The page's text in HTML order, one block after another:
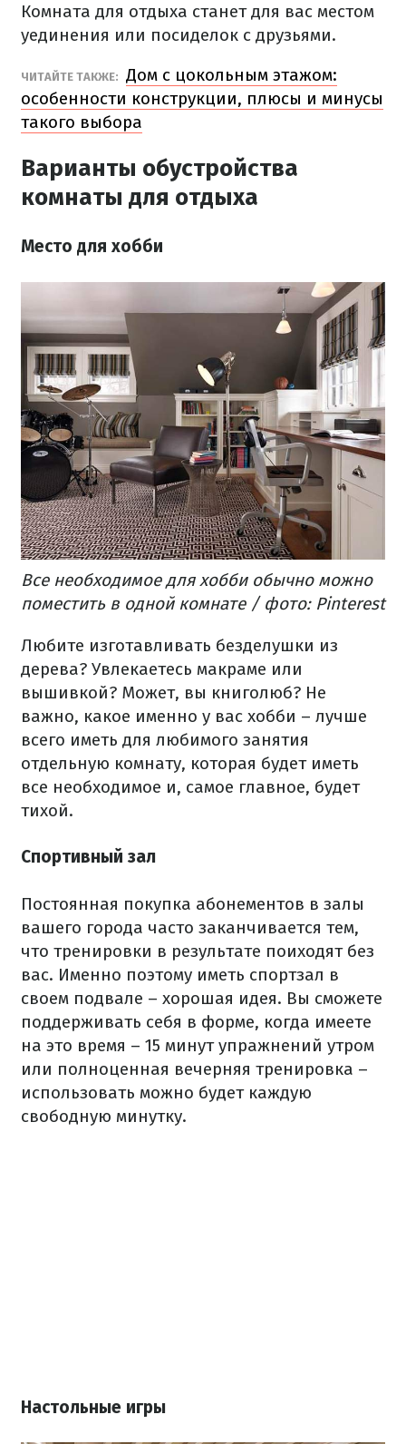
Комната для отдыха станет для вас местом
уединения или посиделок с друзьями.
ЧИТАЙТЕ ТАКЖЕ: Дом с цокольным этажом:
особенности конструкции, плюсы и минусы
такого выбора
Варианты обустройства
комнаты для отдыха
Место для хобби
Все необходимое для хобби обычно можно
поместить в одной комнате / фото: Pinterest
Любите изготавливать безделушки из
дерева? Увлекаетесь макраме или
вышивкой? Может, вы книголюб? Не
важно, какое именно у вас хобби – лучше
всего иметь для любимого занятия
отдельную комнату, которая будет иметь
все необходимое и, самое главное, будет
тихой.
Спортивный зал
Постоянная покупка абонементов в залы
вашего города часто заканчивается тем,
что тренировки в результате поиходят без
вас. Именно поэтому иметь спортзал в
своем подвале – хорошая идея. Вы сможете
поддерживать себя в форме, когда имеете
на это время – 15 минут упражнений утром
или полноценная вечерняя тренировка –
использовать можно будет каждую
свободную минутку.
Настольные игры